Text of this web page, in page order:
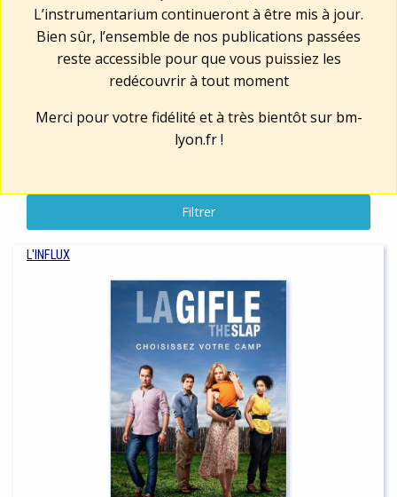
L’instrumentarium continueront à être mis à jour.
Bien sûr, l’ensemble de nos publications passées
reste accessible pour que vous puissiez les
redécouvrir à tout moment
Merci pour votre fidélité et à très bientôt sur bm-
lyon.fr!
Filtrer
L'INFLUX